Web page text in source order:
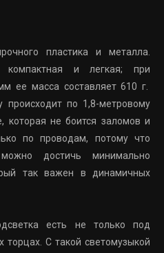
пластика и металла.
компактная и легкая; при
ее масса составляет 610 г.
происходит по 1,8-метровому
которая не боится заломов и
по проводам, потому что
достичь минимально
так важен в динамичных
есть не только под
С такой светомузыкой